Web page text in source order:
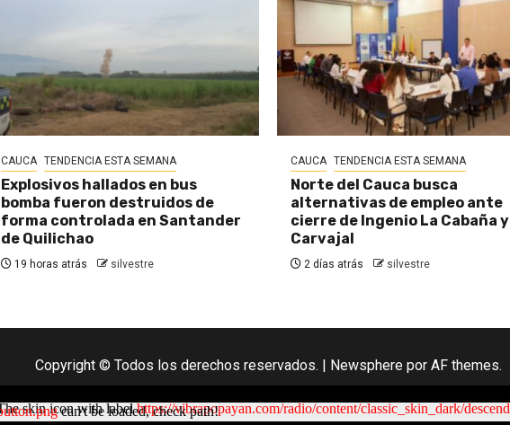
CAUCA TENDENCIA ESTA SEMANA
Explosivos hallados en bus
bomba fueron destruidos de
forma controlada en Santander
de Quilichao
19 horas atrás silvestre
CAUCA TENDENCIA ESTA SEMANA
Norte del Cauca busca
alternativas de empleo ante
cierre de Ingenio La Cabaña y
Carvajal
2 días atrás silvestre
Copyright © Todos los derechos reservados. | Newspherepor AF themes.